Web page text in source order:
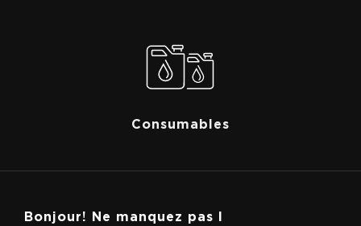
Consumables
Bonjour! Ne manquez pas l